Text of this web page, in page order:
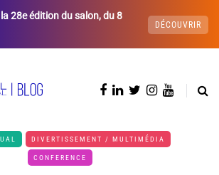
28e édition du salon, du 8
DÉCOUVRIR
DIVERTISSEMENT / MULTIMÉDIA
CONFERENCE